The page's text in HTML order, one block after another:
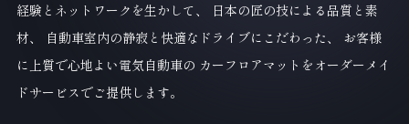
経験とネットワークを生かして、
日本の匠の技による品質と素
材、
自動車室内の静寂と快適なドライブにこだわった、
お客様
に上質で心地よい電気自動車の カーフロアマットをオーダーメイ
ドサービスでご提供します。